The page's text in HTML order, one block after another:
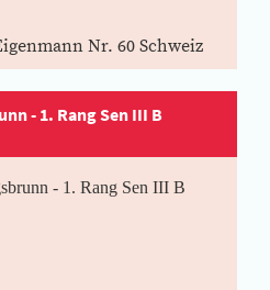
Nr. 60 Schweiz
- 1. Rang Sen III B